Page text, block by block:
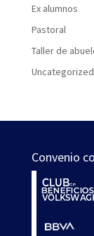
Ex alumnos
Pastoral
Taller de
Uncategorized
Convenio